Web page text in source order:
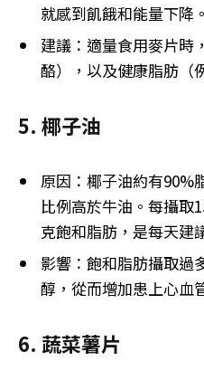
就感到飢餓和能量下降。
建議：適量食用麥片時
酪），以及健康脂肪（
5. 椰子油
原因：椰子油約有90%
比例高於牛油。每攝取
克飽和脂肪，是每天建
影響：飽和脂肪攝取過
醇，從而增加患上心血
6. 蔬菜薯片